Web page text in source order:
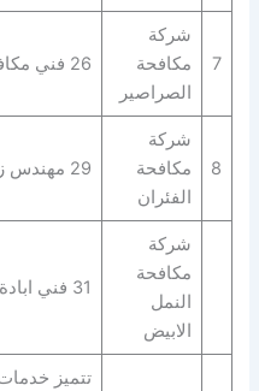
7
شركة
مكافحة
الصراصير
26 فني مكافحة حشرات
8
شركة
مكافحة
الفئران
29 مهندس زراعي
شركة
مكافحة
النمل
الابيض
31 فني ابادة حشرات
تتميز